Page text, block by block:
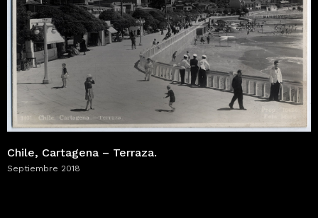
Chile, Cartagena – Terraza.
Septiembre 2018